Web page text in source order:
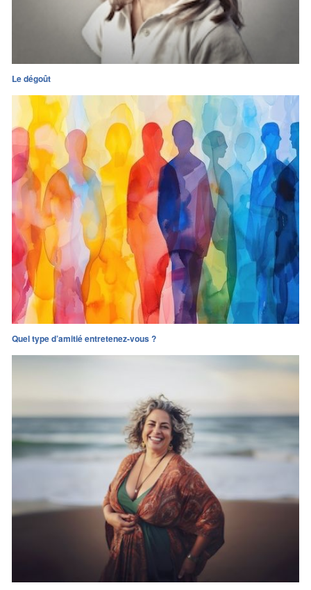
Le dégoût
Quel type d’amitié entretenez-vous ?